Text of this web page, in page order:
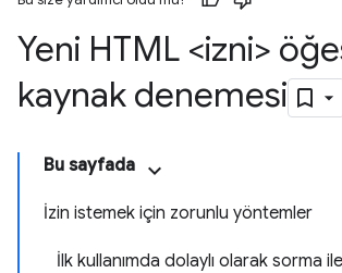
Yeni HTML <izni>
kaynak denemesi
Bu sayfada
İzin istemek için zorunlu yöntemler
İlk kullanımda dolaylı olarak sorma